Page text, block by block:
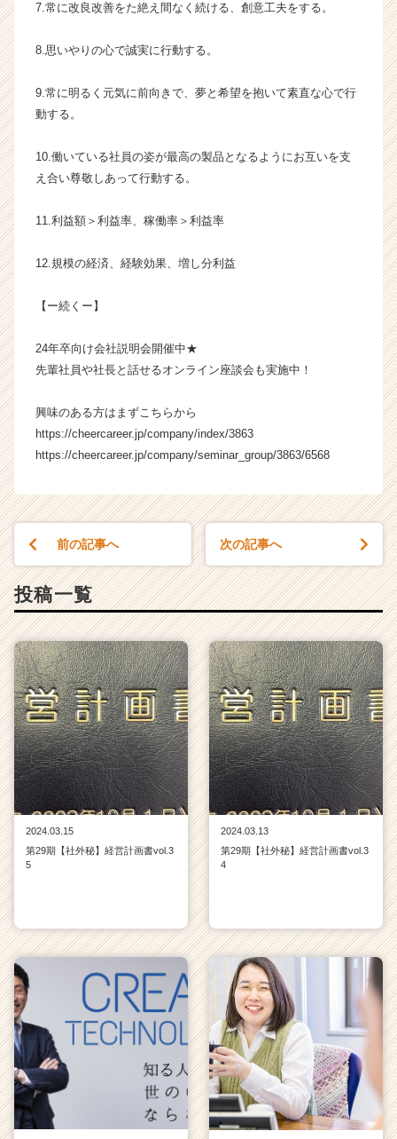
（C
e
r
e
e
7.常に改良改善をた絶え間なく続ける、創意工夫をする。
8.思いやりの心で誠実に行動する。
9.常に明るく元気に前向きで、夢と希望を抱いて素直な心で行
動する。
10.働いている社員の姿が最高の製品となるようにお互いを支
え合い尊敬しあって行動する。
11.利益額＞利益率、稼働率＞利益率
12.規模の経済、経験効果、増し分利益
【ー続くー】
24年卒向け会社説明会開催中★
先輩社員や社長と話せるオンライン座談会も実施中！
興味のある方はまずこちらから
https://cheercareer.jp/company/index/3863
https://cheercareer.jp/company/seminar_group/3863/6568
前の記事へ 次の記事へ
投稿一覧
2024.03.15
第29期【社外秘】経営計画書vol.3
5
2024.03.13
第29期【社外秘】経営計画書vol.3
4